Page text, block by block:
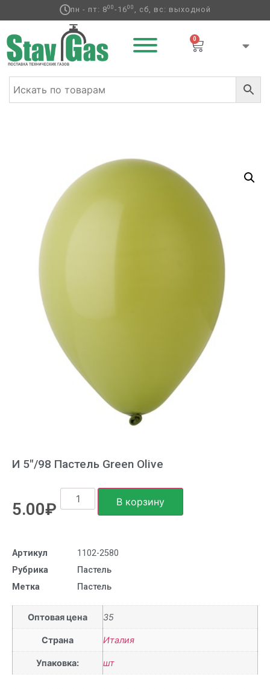
пн - пт: 800-1600 , сб, вс: выходной
0
И 5″/98 Пастель Green Olive
5.00₽ В корзину
Артикул
1102-2580
Рубрика
Пастель
Метка
Пастель
Оптовая цена 35
Страна Италия
Упаковка: шт